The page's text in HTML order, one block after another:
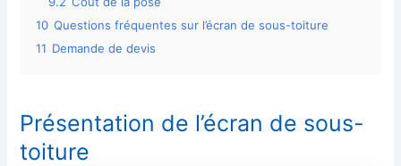
10 Questions fréquentes sur l’écran de sous-toiture
11 Demande de devis
Présentation de l’écran de sous-
toiture